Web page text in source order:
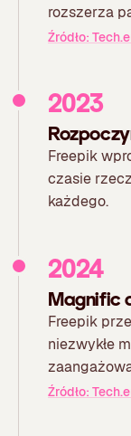
rozszerza
Źródło:
2023
Freepik
czasie
każdego.
2024
Magnific
Freepik
niezwykłe
Źródło: